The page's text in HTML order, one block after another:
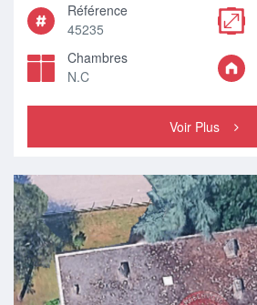
Référence
45235
Chambres
N.C
Voir Plus